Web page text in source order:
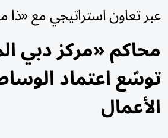
عبر تعاون استراتيجي مع
محاكم «مركز دبي
توسّع اعتماد
الأعمال